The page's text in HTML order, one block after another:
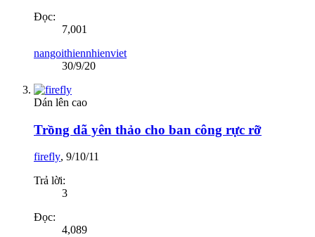
Đọc:
7,001
nangoithiennhienviet
30/9/20
Dán lên cao
Trồng dã yên thảo cho ban công rực rỡ
firefly, 9/10/11
Trả lời:
3
Đọc:
4,089